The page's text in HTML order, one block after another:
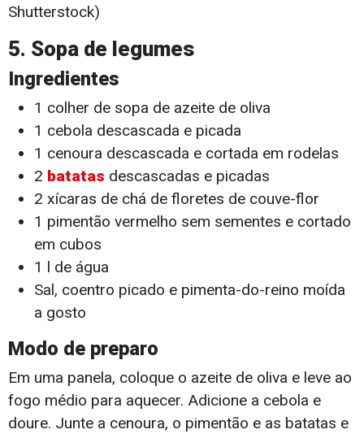
Shutterstock)
5. Sopa de legumes
Ingredientes
1 colher de sopa de azeite de oliva
1 cebola descascada e picada
1 cenoura descascada e cortada em rodelas
2 batatas descascadas e picadas
2 xícaras de chá de floretes de couve-flor
1 pimentão vermelho sem sementes e cortado
em cubos
1 l de água
Sal, coentro picado e pimenta-do-reino moída
a gosto
Modo de preparo
Em uma panela, coloque o azeite de oliva e leve ao
fogo médio para aquecer. Adicione a cebola e
doure. Junte a cenoura, o pimentão e as batatas e